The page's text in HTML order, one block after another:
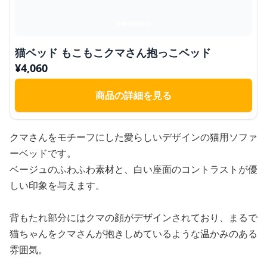
猫ベッド もこもこクマさん抱っこベッド
¥4,060
商品の詳細を見る
クマさんをモチーフにした愛らしいデザインの猫用ソファ
ーベッドです。
ベージュのふわふわ素材と、白い座面のコントラストが優
しい印象を与えます。
背もたれ部分にはクマの顔がデザインされており、まるで
猫ちゃんをクマさんが抱きしめているような温かみのある
雰囲気。